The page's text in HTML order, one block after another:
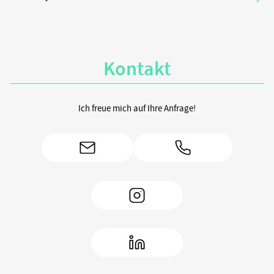
t
Kontakt
Ich freue mich auf Ihre Anfrage!